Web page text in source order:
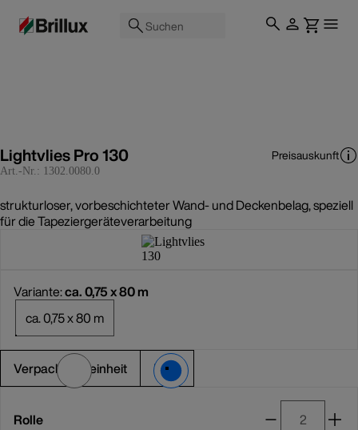
Suchen
Lightvlies Pro 130
Art.-Nr.: 1302.0080.0
Preisauskunft
strukturloser, vorbeschichteter Wand- und Deckenbelag, speziell
für die Tapeziergeräteverarbeitung
Variante:ca. 0,75 x 80 m
ca. 0,75 x 80 m
Verpackungseinheit Rolle
Rolle